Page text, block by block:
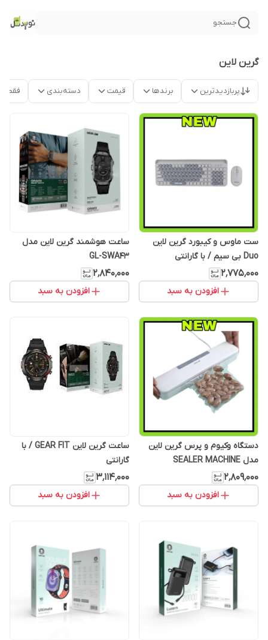
جستجو
گرین لاین
پربازدیدترین برندها قیمت دسته‌بندی فقط
ست ماوس و کیبورد گرین لاین
Duo بی سیم / با گارانتی
۲٬۷۷۵٬۰۰۰
افزودن به سبد
ساعت هوشمند گرین لاین مدل
GL-SWA43
۲٬۸۴۰٬۰۰۰
افزودن به سبد
دستگاه وکیوم و پرس گرین لاین
مدل SEALER MACHINE
۲٬۸۰۹٬۰۰۰
افزودن به سبد
ساعت گرین لاین GEAR FIT / با
گارانتی
۳٬۱۱۴٬۰۰۰
افزودن به سبد